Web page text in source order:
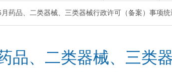
药品、二类器械、三类器械行政许可（备案）事项统
品、二类器械、三类